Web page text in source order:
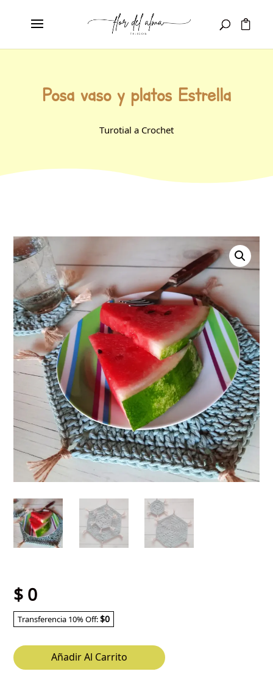
Posa vaso y platos Estrella
Turotial a Crochet
$ 0
Transferencia 10% Off:$0
Añadir Al Carrito